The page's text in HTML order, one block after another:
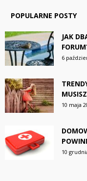
POPULARNE POSTY
JAK
6
10 maja
10